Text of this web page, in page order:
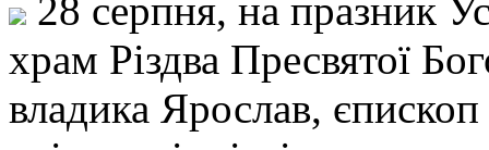
28 серпня, на празник
храм Різдва Пресвятої
владика Ярослав,